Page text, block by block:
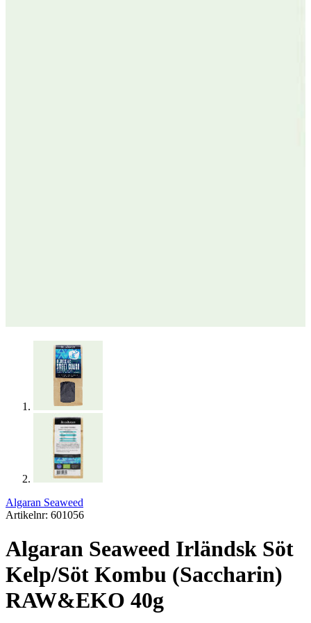
Algaran Seaweed
Artikelnr: 601056
Algaran Seaweed Irländsk Söt
Kelp/Söt Kombu (Saccharin)
RAW&EKO 40g